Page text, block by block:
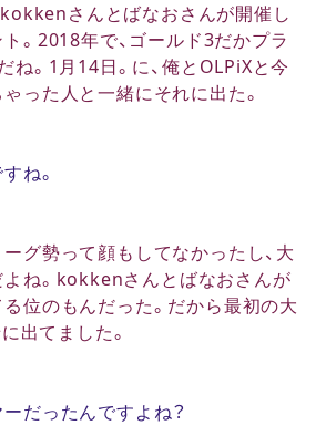
kokkenさんとばなおさんが開催し
。2018年で、ゴールド3だかプラ
ね。1月14日。に、俺とOLPiXと今
った人と一緒にそれに出た。
ね。
グ勢って顔もしてなかったし、大
ね。kokkenさんとばなおさんが
位のもんだった。だから最初の大
出てました。
だったんですよね？